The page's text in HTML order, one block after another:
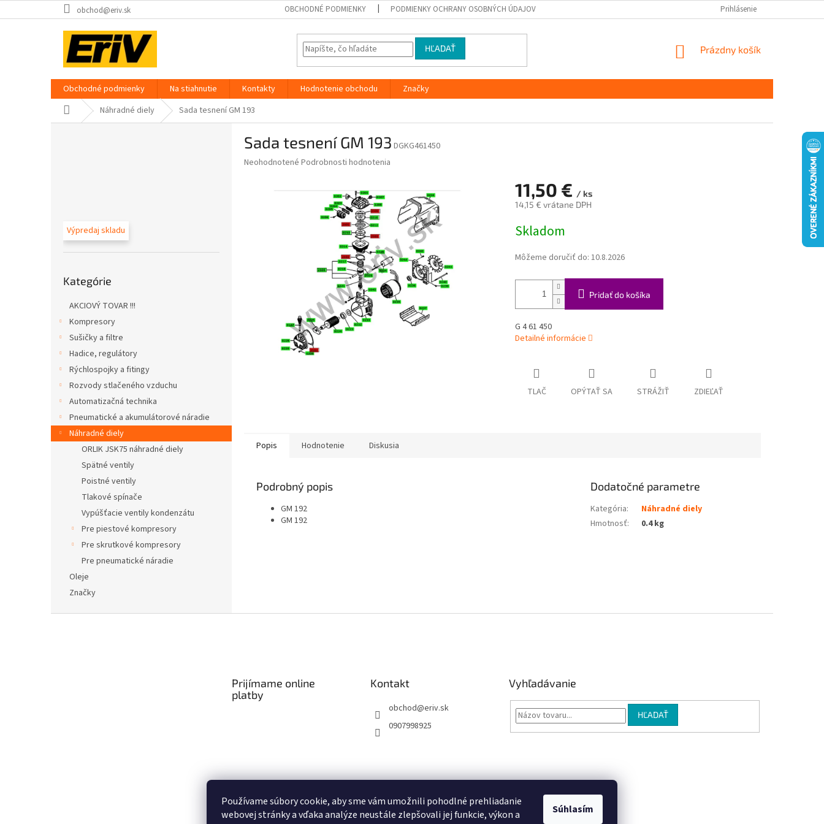
Používame súbory cookie, aby sme vám umožnili pohodlné prehliadanie
webovej stránky a vďaka analýze neustále zlepšovali jej funkcie, výkon a
Súhlasím
na
obchod@eriv.sk OBCHODNÉ PODMIENKY PODMIENKY OCHRANY OSOBNÝCH ÚDAJOV Prihlásenie
HĽADAŤ
NÁKUPNÝ
Prázdny košík
Obchodné podmienky Na stiahnutie Kontakty Hodnotenie obchodu
Značky
DomovNáhradné diely Sada tesnení GM 193
Výpredaj skladu
kategórie
Kategórie
AKCIOVÝ TOVAR !!!
Kompresory
Sušičky a filtre
Hadice, regulátory
Rýchlospojky a fitingy
Rozvody stlačeného vzduchu
Automatizačná technika
Pneumatické a akumulátorové náradie
Náhradné diely
ORLIK JSK75 náhradné diely
Spätné ventily
Poistné ventily
Tlakové spínače
Vypúšťacie ventily kondenzátu
Pre piestové kompresory
Pre skrutkové kompresory
Pre pneumatické náradie
Oleje
Značky
Sada tesnení GM 193 DGKG461450
Priemerné
Neohodnotené Podrobnosti hodnotenia
11,50 € / ks
14,15 € vrátane DPH
cena:
Skladom
Môžeme doručiť do: 10.8.2026
Pridať do košíka
G 4 61 450
Detailné informácie
TLAČ OPÝTAŤ SA STRÁŽIŤ ZDIEĽAŤ
Popis Hodnotenie Diskusia
Podrobný popis
GM 192
GM 192
Dodatočné parametre
Kategória:
Náhradné diely
Hmotnosť: 0.4 kg
Prijímame online
platby
Kontakt
obchod@eriv.sk
0907998925
Vyhľadávanie
HĽADAŤ
Obchodné podmienky